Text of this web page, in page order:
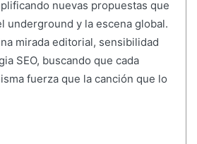
nuevas propuestas que
underground y la escena global.
mirada editorial, sensibilidad
SEO, buscando que cada
fuerza que la canción que lo